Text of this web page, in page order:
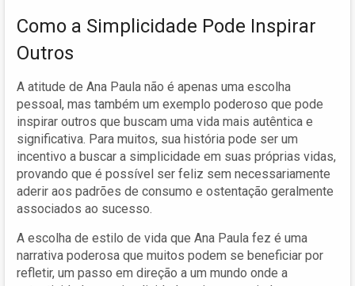
Como a Simplicidade Pode Inspirar
Outros
A atitude de Ana Paula não é apenas uma escolha
pessoal, mas também um exemplo poderoso que pode
inspirar outros que buscam uma vida mais autêntica e
significativa. Para muitos, sua história pode ser um
incentivo a buscar a simplicidade em suas próprias vidas,
provando que é possível ser feliz sem necessariamente
aderir aos padrões de consumo e ostentação geralmente
associados ao sucesso.
A escolha de estilo de vida que Ana Paula fez é uma
narrativa poderosa que muitos podem se beneficiar por
refletir, um passo em direção a um mundo onde a